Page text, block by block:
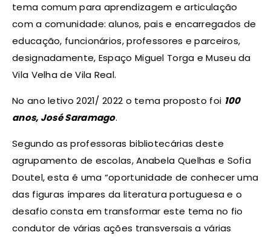
tema comum para aprendizagem e articulação
com a comunidade: alunos, pais e encarregados de
educação, funcionários, professores e parceiros,
designadamente, Espaço Miguel Torga e Museu da
Vila Velha de Vila Real.
No ano letivo 2021/ 2022 o tema proposto foi 100
anos, José Saramago.
Segundo as professoras bibliotecárias deste
agrupamento de escolas, Anabela Quelhas e Sofia
Doutel, esta é uma “oportunidade de conhecer uma
das figuras ímpares da literatura portuguesa e o
desafio consta em transformar este tema no fio
condutor de várias ações transversais a várias